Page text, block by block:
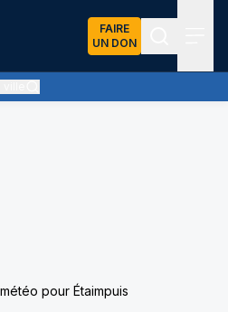
FAIRE
UN DON
pas de nuages et un soleil
pour Étaimpuis